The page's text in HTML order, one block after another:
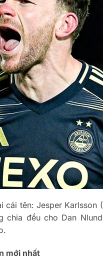
cái tên: Jesper
đều cho Dan
mới nhất